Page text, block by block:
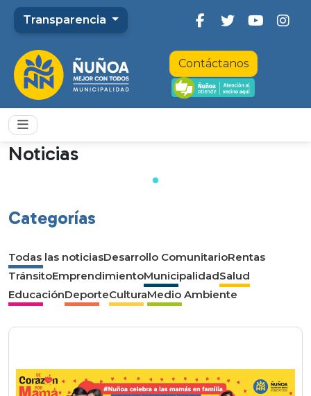
Transparencia
Contáctanos
Noticias
Categorías
Todas las noticiasDesarrollo ComunitarioRentas
TránsitoEmprendimientoMunicipalidadSalud
EducaciónDeporteCulturaMedio Ambiente